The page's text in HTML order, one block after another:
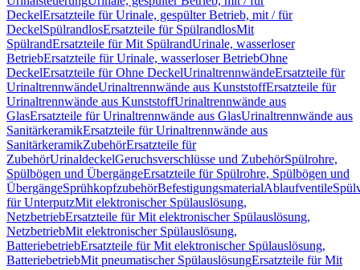
DeckelErsatzteile für Urinale, gespülter Betrieb, mit / für
DeckelSpülrandlosErsatzteile für SpülrandlosMit
SpülrandErsatzteile für Mit SpülrandUrinale, wasserloser
BetriebErsatzteile für Urinale, wasserloser BetriebOhne
DeckelErsatzteile für Ohne DeckelUrinaltrennwändeErsatzteile für
UrinaltrennwändeUrinaltrennwände aus KunststoffErsatzteile für
Urinaltrennwände aus KunststoffUrinaltrennwände aus
GlasErsatzteile für Urinaltrennwände aus GlasUrinaltrennwände aus
SanitärkeramikErsatzteile für Urinaltrennwände aus
SanitärkeramikZubehörErsatzteile für
ZubehörUrinaldeckelGeruchsverschlüsse und ZubehörSpülrohre,
Spülbögen und ÜbergängeErsatzteile für Spülrohre, Spülbögen und
ÜbergängeSprühkopfzubehörBefestigungsmaterialAblaufventile
für UnterputzMit elektronischer Spülauslösung,
NetzbetriebErsatzteile für Mit elektronischer Spülauslösung,
NetzbetriebMit elektronischer Spülauslösung,
BatteriebetriebErsatzteile für Mit elektronischer Spülauslösung,
BatteriebetriebMit pneumatischer SpülauslösungErsatzteile für Mit